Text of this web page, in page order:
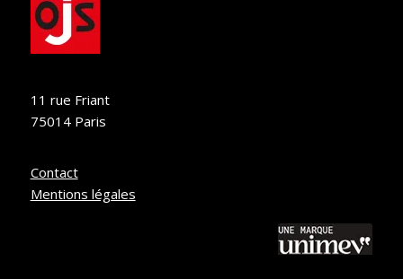
11 rue Friant
75014 Paris
Contact
Mentions légales